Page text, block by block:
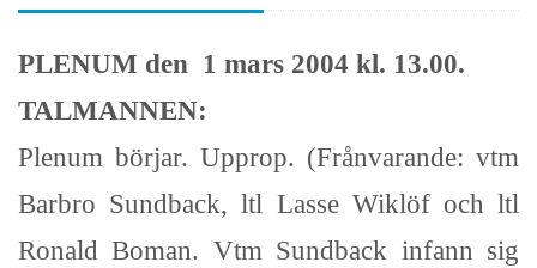
PLENUM den 1 mars 2004 kl. 13.00.
TALMANNEN:
Plenum börjar. Upprop. (Frånvarande: vtm
Barbro Sundback, ltl Lasse Wiklöf och ltl
Ronald Boman. Vtm Sundback infann sig